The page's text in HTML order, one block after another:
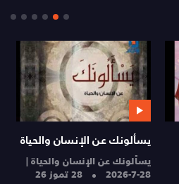
يسألونك عن الإنسان والحياة
يسألونك عن الإنسان والحياة |
28-7-2026 28 تموز 26